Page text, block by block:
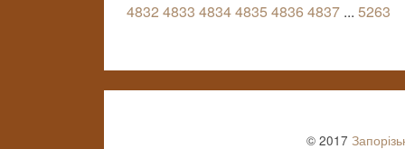
4832 4833 48344835 4836 4837 ... 5263
© 2017